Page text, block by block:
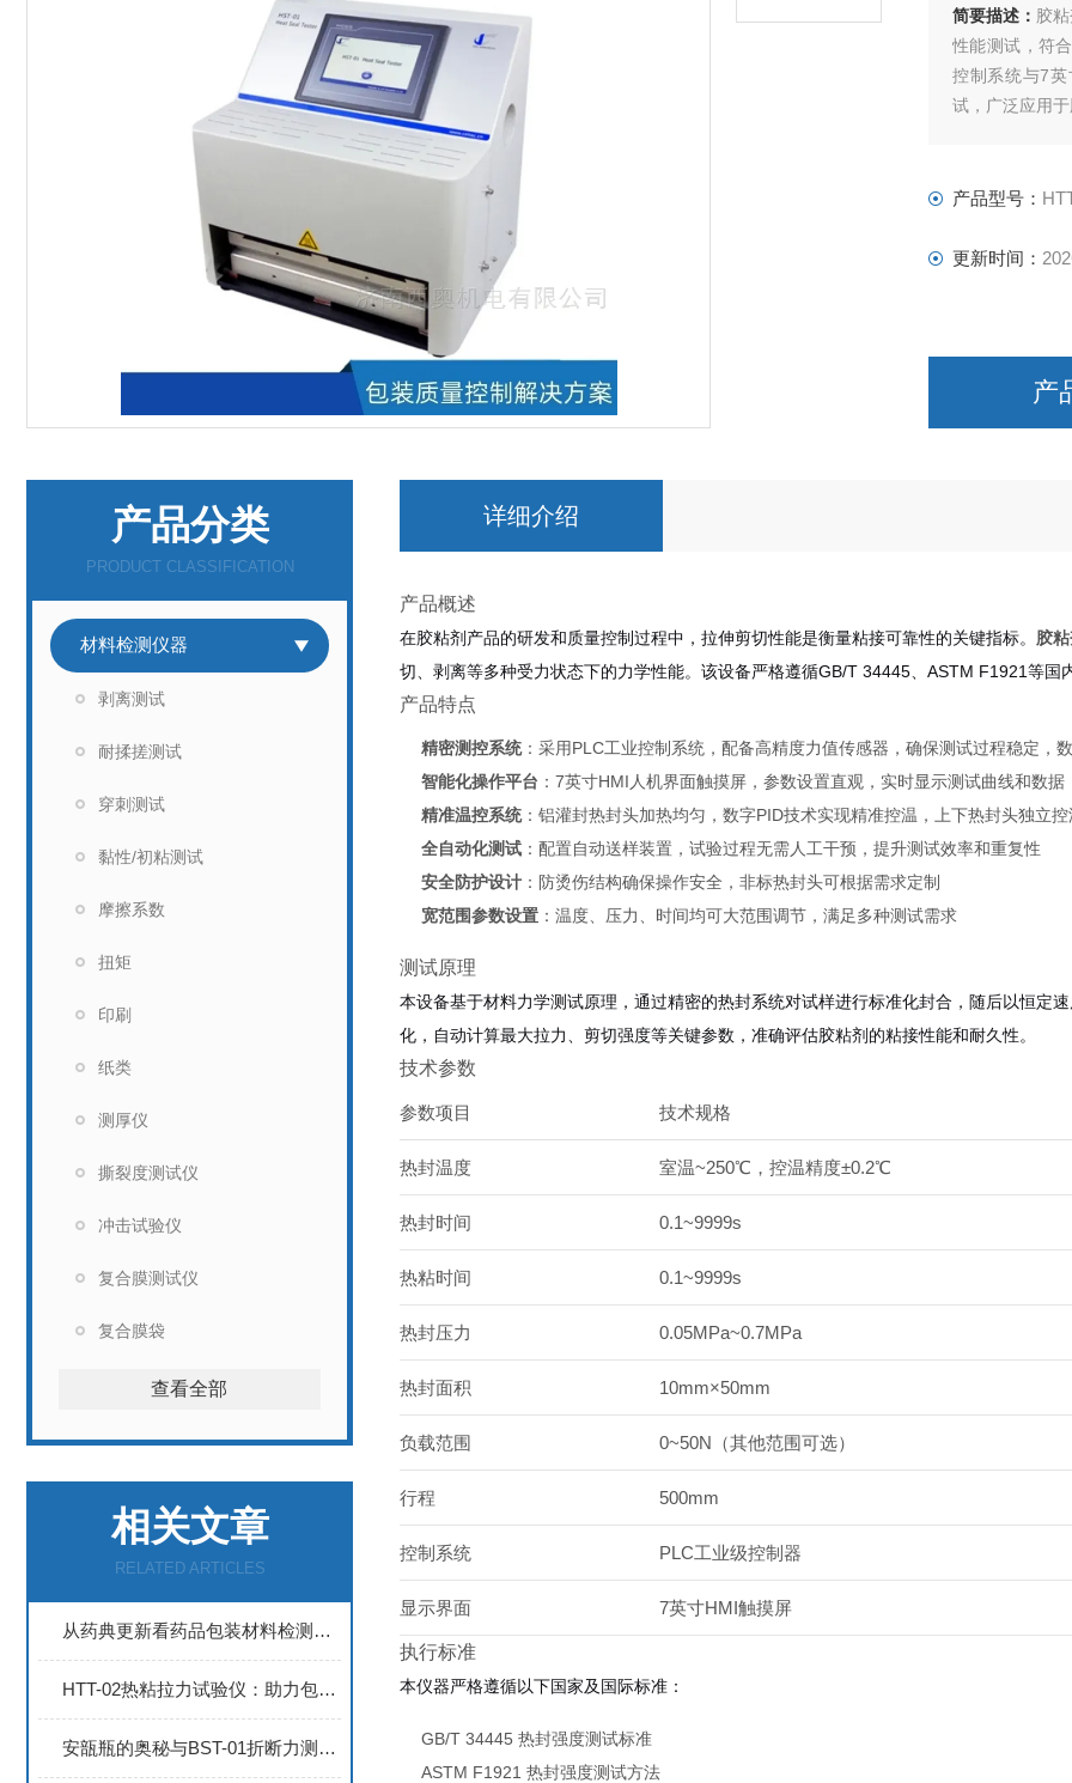
简要描述： 胶
性能测试，符
控制系统与7
试，广泛应用
产品型号：
更新时间：
产
产品分类
PRODUCT CLASSIFICATION
材料检测仪器
剥离测试
耐揉搓测试
穿刺测试
黏性/初粘测试
摩擦系数
扭矩
印刷
纸类
测厚仪
撕裂度测试仪
冲击试验仪
复合膜测试仪
复合膜袋
查看全部
相关文章
RELATED ARTICLES
从药典更新看药品包装材料检测仪器的升级路径
HTT-02热粘拉力试验仪：助力包装行业效率升级
安瓿瓶的奥秘与BST-01折断力测试仪
详细介绍
产品概述
在胶粘剂产品的研发和质量控制过程中，拉伸剪切性能是衡量粘接可靠性的关键指标。 胶
切、剥离等多种受力状态下的力学性能。该设备严格遵循GB/T 34445、ASTM F1921等
产品特点
精密测控系统：采用PLC工业控制系统，配备高精度力值传感器，确保测试过程稳定，
智能化操作平台 ：7英寸HMI人机界面触摸屏，参数设置直观，实时显示测试曲线和数据
精准温控系统：铝灌封热封头加热均匀，数字PID技术实现精准控温，上下热封头独立控
全自动化测试 ：配置自动送样装置，试验过程无需人工干预，提升测试效率和重复性
安全防护设计 ：防烫伤结构确保操作安全，非标热封头可根据需求定制
宽范围参数设置 ：温度、压力、时间均可大范围调节，满足多种测试需求
测试原理
本设备基于材料力学测试原理，通过精密的热封系统对试样进行标准化封合，随后以恒定
化，自动计算最大拉力、剪切强度等关键参数，准确评估胶粘剂的粘接性能和耐久性。
技术参数
参数项目 技术规格
热封温度 室温~250℃，控温精度±0.2℃
热封时间 0.1~9999s
热粘时间 0.1~9999s
热封压力 0.05MPa~0.7MPa
热封面积 10mm×50mm
负载范围 0~50N（其他范围可选）
行程 500mm
控制系统 PLC工业级控制器
显示界面 7英寸HMI触摸屏
执行标准
本仪器严格遵循以下国家及国际标准：
GB/T 34445 热封强度测试标准
ASTM F1921 热封强度测试方法